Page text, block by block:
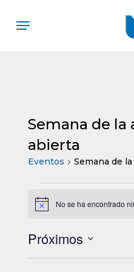
Menu
Semana de
abierta
Eventos Semana de
Eventos
Aviso No se ha encontrado
Próximos
Selecciona